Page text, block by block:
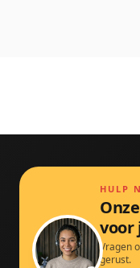
HULP
voor
Vragen
gerust.